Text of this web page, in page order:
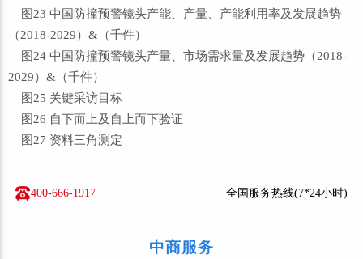
图23 中国防撞预警镜头产能、产量、产能利用率及发展趋势
（2018-2029）&（千件）
图24 中国防撞预警镜头产量、市场需求量及发展趋势（2018-
2029）&（千件）
图25 关键采访目标
图26 自下而上及自上而下验证
图27 资料三角测定
400-666-1917 全国服务热线(7*24小时)
中商服务